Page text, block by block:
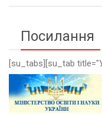
Посилання
[su_tabs][su_tab